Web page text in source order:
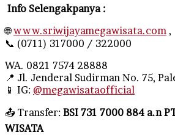
Info Selengakpanya :
🌐www.sriwijayamegawisata.com ,
📞 (0711) 317000 / 322000
WA. 0821 7574 28888
📍 Jl. Jenderal Sudirman No. 75,
📱 IG: @megawisataofficial
📤 Transfer: BSI 731 7000 884 a.n
WISATA